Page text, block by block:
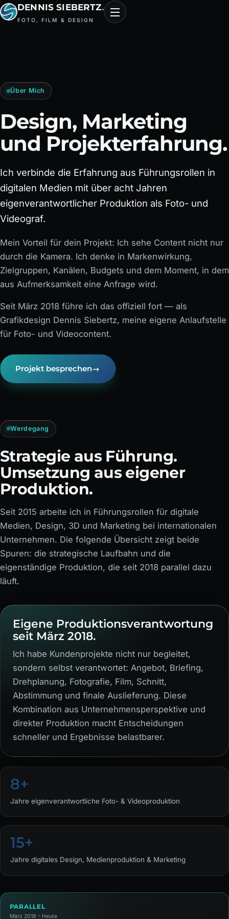
DENNIS SIEBERTZ.
FOTO, FILM & DESIGN
Über Mich
Design, Marketing
und Projekterfahrung.
Ich verbinde die Erfahrung aus Führungsrollen in
digitalen Medien mit über acht Jahren
eigenverantwortlicher Produktion als Foto- und
Videograf.
Mein Vorteil für dein Projekt: Ich sehe Content nicht nur
durch die Kamera. Ich denke in Markenwirkung,
Zielgruppen, Kanälen, Budgets und dem Moment, in dem
aus Aufmerksamkeit eine Anfrage wird.
Seit März 2018 führe ich das offiziell fort — als
Grafikdesign Dennis Siebertz, meine eigene Anlaufstelle
für Foto- und Videocontent.
Projekt besprechen→
Werdegang
Strategie aus Führung.
Umsetzung aus eigener
Produktion.
Seit 2015 arbeite ich in Führungsrollen für digitale
Medien, Design, 3D und Marketing bei internationalen
Unternehmen. Die folgende Übersicht zeigt beide
Spuren: die strategische Laufbahn und die
eigenständige Produktion, die seit 2018 parallel dazu
läuft.
Eigene Produktionsverantwortung
seit März 2018.
Ich habe Kundenprojekte nicht nur begleitet,
sondern selbst verantwortet: Angebot, Briefing,
Drehplanung, Fotografie, Film, Schnitt,
Abstimmung und finale Auslieferung. Diese
Kombination aus Unternehmensperspektive und
direkter Produktion macht Entscheidungen
schneller und Ergebnisse belastbarer.
8+
Jahre eigenverantwortliche Foto- & Videoproduktion
15+
Jahre digitales Design, Medienproduktion & Marketing
PARALLEL
März 2018 – Heute